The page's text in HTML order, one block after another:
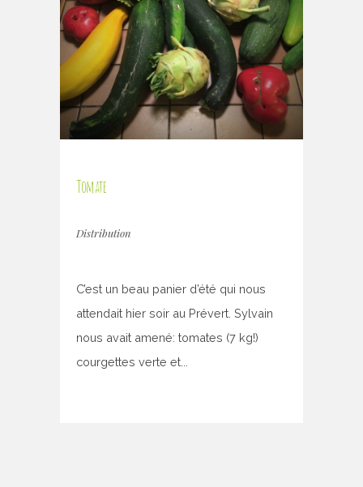
Tomate
Distribution
C’est un beau panier d’été qui nous
attendait hier soir au Prévert. Sylvain
nous avait amené: tomates (7 kg!)
courgettes verte et...